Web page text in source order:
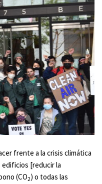
frente a la crisis climática
edificios [reducir la
(CO2) o todas las